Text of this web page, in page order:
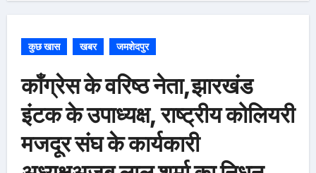
कुछ खास खबर जमशेदपुर
काँग्रेस के वरिष्ठ नेता,झारखंड
इंटक के उपाध्यक्ष, राष्ट्रीय कोलियरी
मजदूर संघ के कार्यकारी